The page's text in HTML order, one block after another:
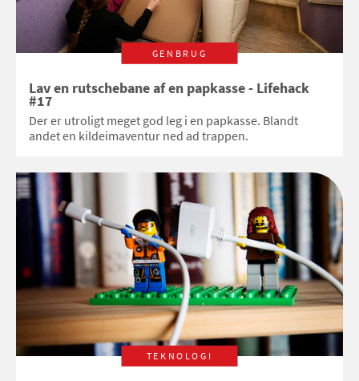
GENBRUG
Lav en rutschebane af en papkasse - Lifehack
#17
Der er utroligt meget god leg i en papkasse. Blandt
andet en kildeimaventur ned ad trappen.
TEKNOLOGI